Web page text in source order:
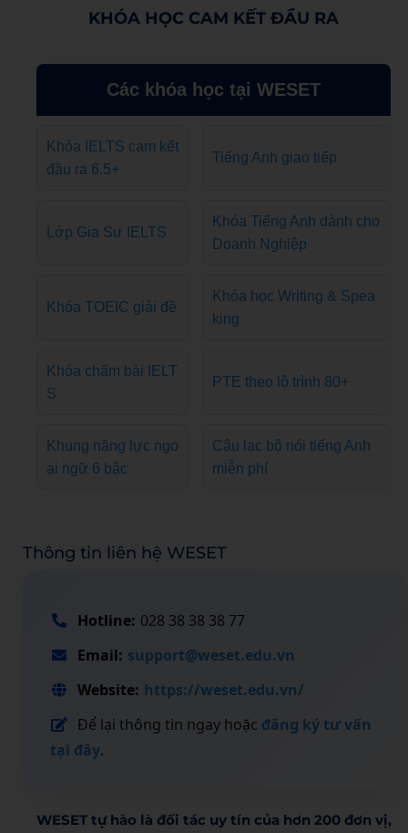
KHÓA HỌC CAM KẾT ĐẦU RA
Các khóa học tại WESET
Khóa IELTS cam kết
đầu ra 6.5+
Tiếng Anh giao tiếp
Lớp Gia Sư IELTS
Khóa Tiếng Anh dành cho
Doanh Nghiệp
Khóa TOEIC giải đề
Khóa học Writing & Spea
king
Khóa chấm bài IELT
S
PTE theo lộ trình 80+
Khung năng lực ngo
ại ngữ 6 bậc
Câu lạc bộ nói tiếng Anh
miễn phí
Thông tin liên hệ WESET
Hotline: 028 38 38 38 77
Email: support@weset.edu.vn
Website: https://weset.edu.vn/
Để lại thông tin ngay hoặc đăng ký tư vấn
tại đây.
WESET tự hào là đối tác uy tín của hơn 200 đơn vị,